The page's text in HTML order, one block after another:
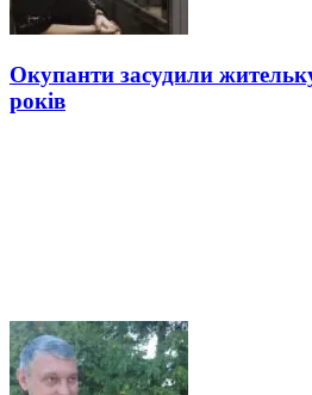
Окупанти засудили
років